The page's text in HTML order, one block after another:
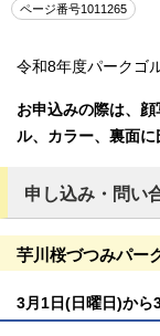
ページ番号1011265
令和8年度パークゴ
お申込みの際は、
ル、カラー、裏面に
申し込み・問い
芋川桜づつみパー
3月1日(日曜日)から